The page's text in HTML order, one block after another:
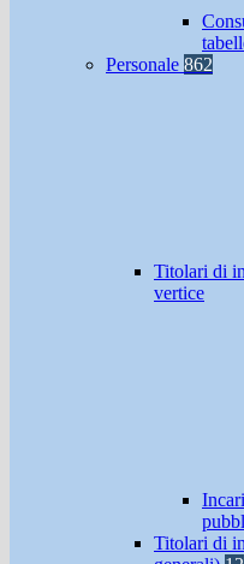
Personale 862
Titolari di
vertice
Titolari di